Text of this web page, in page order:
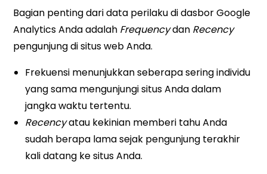
Bagian penting dari data perilaku di dasbor Google
Analytics Anda adalah Frequencydan Recency
pengunjung di situs web Anda.
Frekuensi menunjukkan seberapa sering individu
yang sama mengunjungi situs Anda dalam
jangka waktu tertentu.
Recencyatau kekinian memberi tahu Anda
sudah berapa lama sejak pengunjung terakhir
kali datang ke situs Anda.